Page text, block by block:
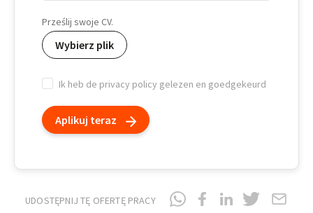
Prześlij swoje CV.
Wybierz plik
Ik heb de privacy policy gelezen en goedgekeurd
Aplikuj teraz
UDOSTĘPNIJ TĘ OFERTĘ PRACY